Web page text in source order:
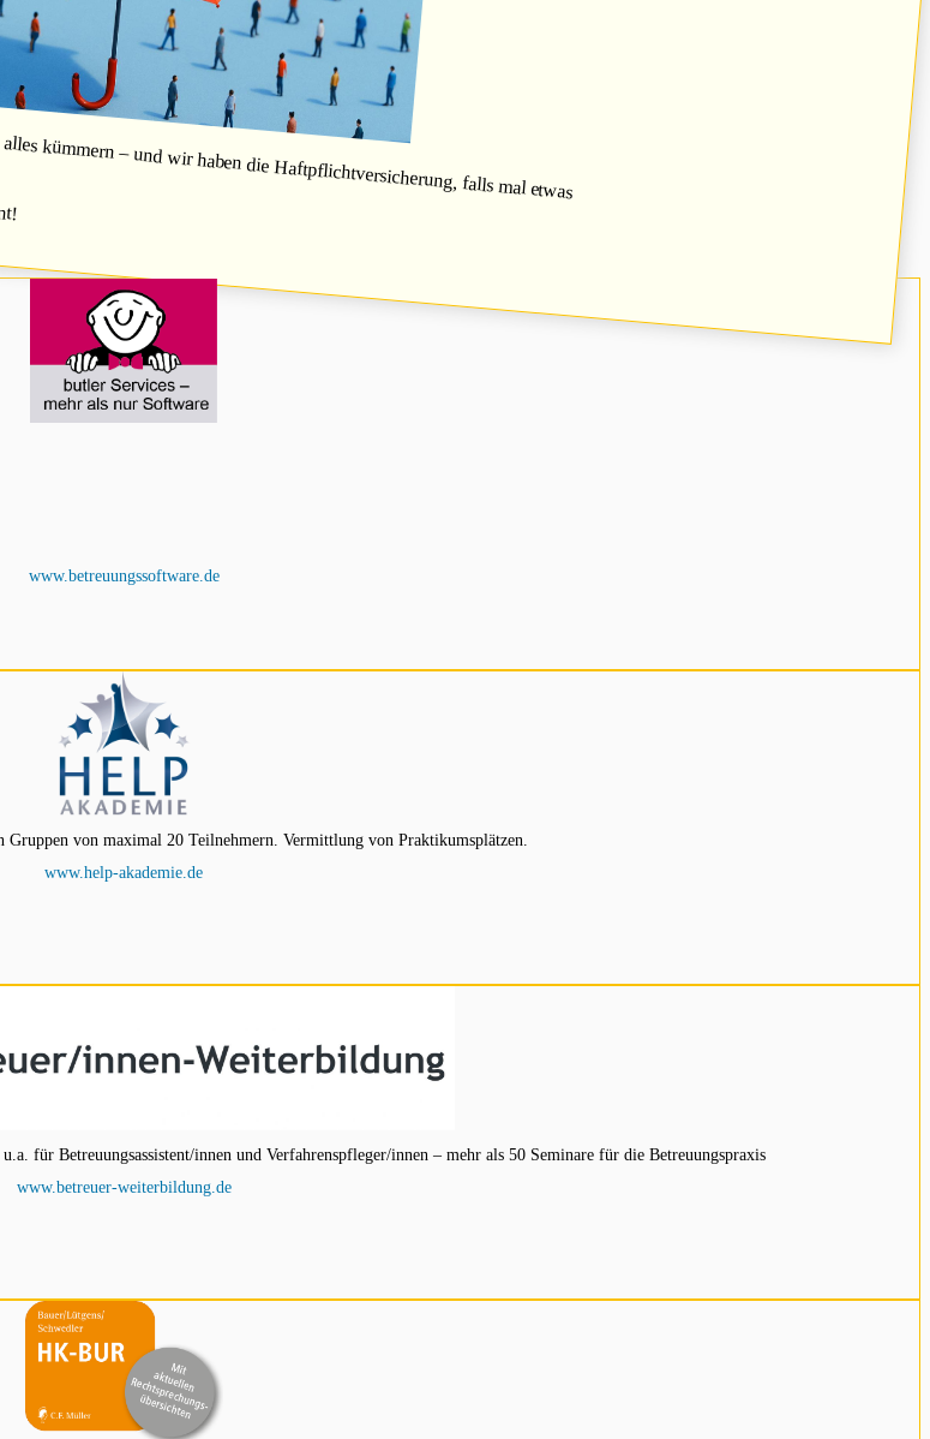
– und wir haben die Haftpflichtversicherung, falls mal etwas
www.betreuungssoftware.de
von maximal 20 Teilnehmern. Vermittlung von Praktikumsplätzen.
www.help-akademie.de
für Betreuungsassistent/innen und Verfahrenspfleger/innen – mehr als 50 Seminare für die Betreuungspraxis
www.betreuer-weiterbildung.de